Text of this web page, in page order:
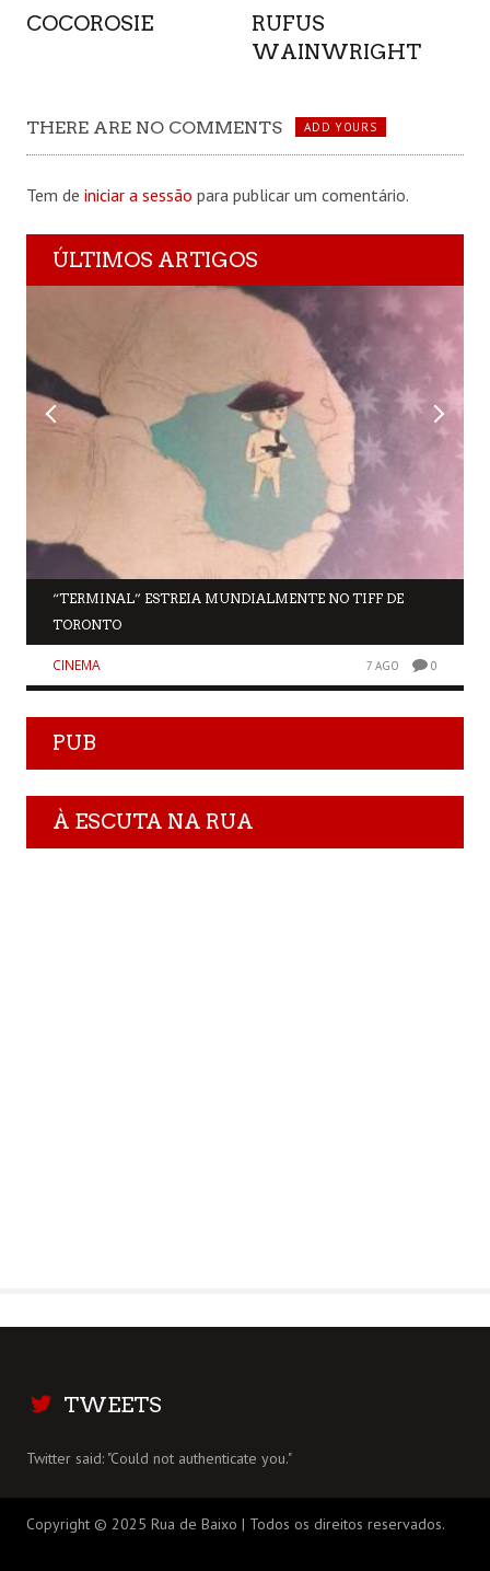
COCOROSIE
RUFUS
WAINWRIGHT
THERE ARE NO COMMENTS ADD YOURS
Tem de iniciar a sessão para publicar um comentário.
ÚLTIMOS ARTIGOS
“TERMINAL” ESTREIA MUNDIALMENTE NO TIFF DE
TORONTO
CINEMA 7 AGO 0
PUB
À ESCUTA NA RUA
TWEETS
Twitter said: "Could not authenticate you."
Copyright © 2025 Rua de Baixo | Todos os direitos reservados.